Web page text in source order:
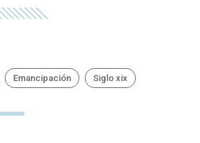
Emancipación Siglo xix